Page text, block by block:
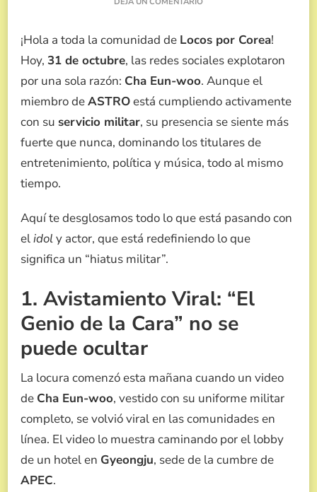
MILITAR
DE
CHA
EUN-
WOO
ES
IMPARABLE!
ANFITRIÓN
DE
APEC,
#1
TAQUILLA
¡Hola a toda la comunidad de Locos por Corea!
Hoy, 31 de octubre, las redes sociales explotaron
por una sola razón: Cha Eun-woo. Aunque el
miembro deASTROestá cumpliendo activamente
con su servicio militar, su presencia se siente más
fuerte que nunca, dominando los titulares de
entretenimiento, política y música, todo al mismo
tiempo.
Aquí te desglosamos todo lo que está pasando con
elidoly actor, que está redefiniendo lo que
significa un “hiatus militar”.
1. Avistamiento Viral: “El
Genio de la Cara” no se
puede ocultar
La locura comenzó esta mañana cuando un video
de Cha Eun-woo, vestido con su uniforme militar
completo, se volvió viral en las comunidades en
línea. El video lo muestra caminando por el lobby
de un hotel en Gyeongju, sede de la cumbre de
APEC.